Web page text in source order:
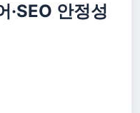
·SEO 안정성